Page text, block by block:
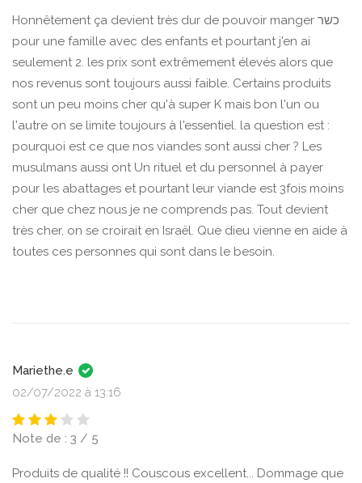
Honnêtement ça devient très dur de pouvoir manger כשר
pour une famille avec des enfants et pourtant j'en ai
seulement 2. les prix sont extrêmement élevés alors que
nos revenus sont toujours aussi faible. Certains produits
sont un peu moins cher qu'à super K mais bon l'un ou
l'autre on se limite toujours à l'essentiel. la question est :
pourquoi est ce que nos viandes sont aussi cher ? Les
musulmans aussi ont Un rituel et du personnel à payer
pour les abattages et pourtant leur viande est 3fois moins
cher que chez nous je ne comprends pas. Tout devient
très cher, on se croirait en Israël. Que dieu vienne en aide à
toutes ces personnes qui sont dans le besoin.
Mariethe.e
02/07/2022 à 13:16
Note de : 3 / 5
Produits de qualité !! Couscous excellent... Dommage que